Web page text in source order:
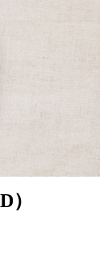
）